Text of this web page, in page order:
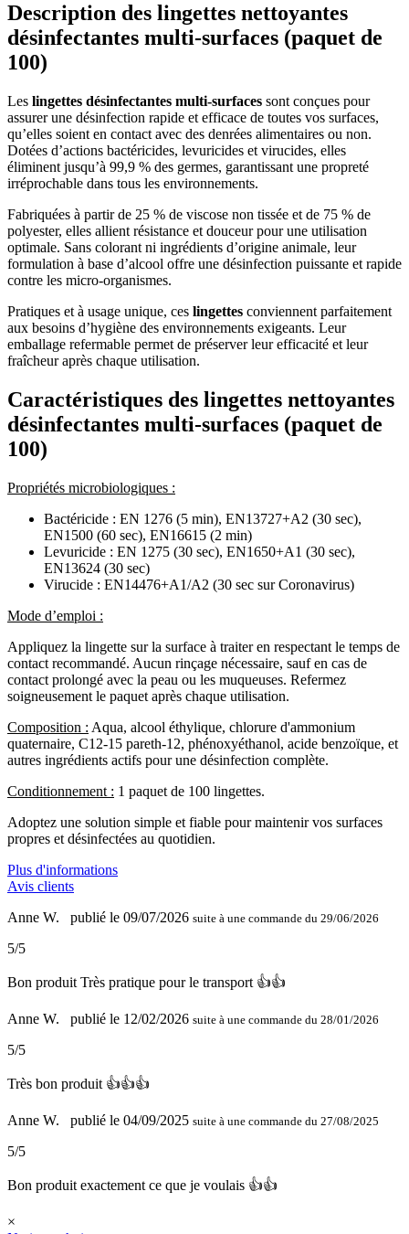
Description des lingettes nettoyantes
désinfectantes multi-surfaces (paquet de
100)
Les lingettes désinfectantes multi-surfaces sont conçues pour
assurer une désinfection rapide et efficace de toutes vos surfaces,
qu’elles soient en contact avec des denrées alimentaires ou non.
Dotées d’actions bactéricides, levuricides et virucides, elles
éliminent jusqu’à 99,9 % des germes, garantissant une propreté
irréprochable dans tous les environnements.
Fabriquées à partir de 25 % de viscose non tissée et de 75 % de
polyester, elles allient résistance et douceur pour une utilisation
optimale. Sans colorant ni ingrédients d’origine animale, leur
formulation à base d’alcool offre une désinfection puissante et rapide
contre les micro-organismes.
Pratiques et à usage unique, ces lingettes conviennent parfaitement
aux besoins d’hygiène des environnements exigeants. Leur
emballage refermable permet de préserver leur efficacité et leur
fraîcheur après chaque utilisation.
Caractéristiques des lingettes nettoyantes
désinfectantes multi-surfaces (paquet de
100)
Propriétés microbiologiques :
Bactéricide : EN 1276 (5 min), EN13727+A2 (30 sec),
EN1500 (60 sec), EN16615 (2 min)
Levuricide : EN 1275 (30 sec), EN1650+A1 (30 sec),
EN13624 (30 sec)
Virucide : EN14476+A1/A2 (30 sec sur Coronavirus)
Mode d’emploi :
Appliquez la lingette sur la surface à traiter en respectant le temps de
contact recommandé. Aucun rinçage nécessaire, sauf en cas de
contact prolongé avec la peau ou les muqueuses. Refermez
soigneusement le paquet après chaque utilisation.
Composition : Aqua, alcool éthylique, chlorure d'ammonium
quaternaire, C12-15 pareth-12, phénoxyéthanol, acide benzoïque, et
autres ingrédients actifs pour une désinfection complète.
Conditionnement : 1 paquet de 100 lingettes.
Adoptez une solution simple et fiable pour maintenir vos surfaces
propres et désinfectées au quotidien.
Plus d'informations
Avis clients
Anne W.
publié le 09/07/2026 suite à une commande du 29/06/2026
5/5
Bon produit Très pratique pour le transport 👍👍
Anne W. publié le 12/02/2026 suite à une commande du 28/01/2026
5/5
Très bon produit 👍👍👍
Anne W. publié le 04/09/2025 suite à une commande du 27/08/2025
5/5
Bon produit exactement ce que je voulais 👍👍
×